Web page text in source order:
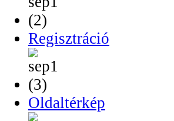
Regisztráció
Oldaltérkép